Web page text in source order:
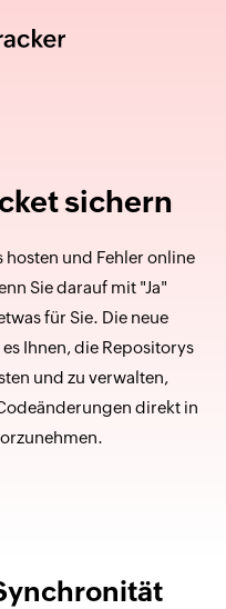
sichern
und Fehler online
Sie darauf mit "Ja"
für Sie. Die neue
Ihnen, die Repositorys
und zu verwalten,
direkt in